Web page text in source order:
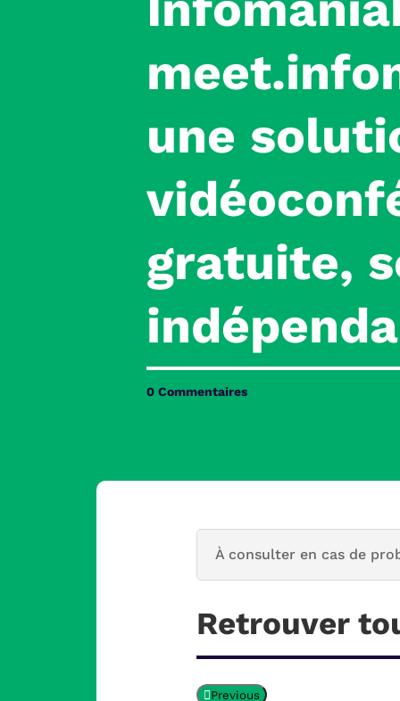
meet.
une
gratuite,
0 Commentaires
À consulter en cas de
Retrouver
Previous